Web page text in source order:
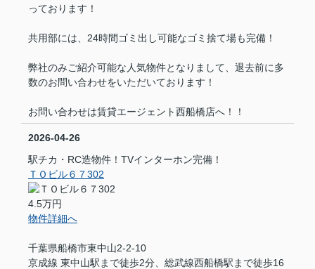
っております！
共用部には、24時間ゴミ出し可能なゴミ捨て場も完備！
弊社のみご紹介可能な人気物件となりまして、退去前に多
数のお問い合わせをいただいております！
お問い合わせは賃貸エージェント西船橋店へ！！
2026-04-26
駅チカ・RC造物件！TVインターホン完備！
ＴＯビル６７302
4.5万円
物件詳細へ
千葉県船橋市東中山2-2-10
京成線 東中山駅まで徒歩2分、総武線西船橋駅まで徒歩16